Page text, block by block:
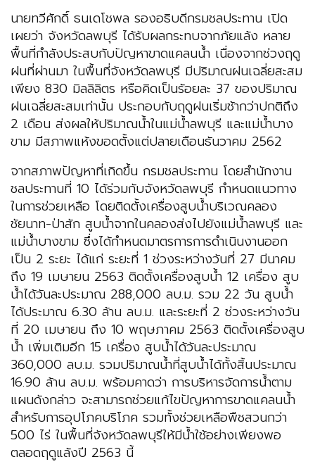
นายทวีศักดิ์ ธนเดโชพล รองอธิบดีกรมชลประทาน เปิด
เผยว่า จังหวัดลพบุรี ได้รับผลกระทบจากภัยแล้ง หลาย
พื้นที่กำลังประสบกับปัญหาขาดแคลนน้ำ เนื่องจากช่วงฤดู
ฝนที่ผ่านมา ในพื้นที่จังหวัดลพบุรี มีปริมาณฝนเฉลี่ยสะสม
เพียง 830 มิลลิลิตร หรือคิดเป็นร้อยละ 37 ของปริมาณ
ฝนเฉลี่ยสะสมเท่านั้น ประกอบกับฤดูฝนเริ่มช้ากว่าปกติถึง
2 เดือน ส่งผลให้ปริมาณน้ำในแม่น้ำลพบุรี และแม่น้ำบาง
ขาม มีสภาพแห้งขอดตั้งแต่ปลายเดือนธันวาคม 2562
จากสภาพปัญหาที่เกิดขึ้น กรมชลประทาน โดยสำนักงาน
ชลประทานที่ 10 ได้ร่วมกับจังหวัดลพบุรี กำหนดแนวทาง
ในการช่วยเหลือ โดยติดตั้งเครื่องสูบน้ำบริเวณคลอง
ชัยนาท-ป่าสัก สูบน้ำจากในคลองส่งไปยังแม่น้ำลพบุรี และ
แม่น้ำบางขาม ซึ่งได้กำหนดมาตรการการดำเนินงานออก
เป็น 2 ระยะ ได้แก่ ระยะที่ 1 ช่วงระหว่างวันที่ 27 มีนาคม
ถึง 19 เมษายน 2563 ติดตั้งเครื่องสูบน้ำ 12 เครื่อง สูบ
น้ำได้วันละประมาณ 288,000 ลบ.ม. รวม 22 วัน สูบน้ำ
ได้ประมาณ 6.30 ล้าน ลบ.ม. และระยะที่ 2 ช่วงระหว่างวัน
ที่ 20 เมษายน ถึง 10 พฤษภาคม 2563 ติดตั้งเครื่องสูบ
น้ำ เพิ่มเติมอีก 15 เครื่อง สูบน้ำได้วันละประมาณ
360,000 ลบ.ม. รวมปริมาณน้ำที่สูบน้ำได้ทั้งสิ้นประมาณ
16.90 ล้าน ลบ.ม. พร้อมคาดว่า การบริหารจัดการน้ำตาม
แผนดังกล่าว จะสามารถช่วยแก้ไขปัญหาการขาดแคลนน้ำ
สำหรับการอุปโภคบริโภค รวมทั้งช่วยเหลือพืชสวนกว่า
500 ไร่ ในพื้นที่จังหวัดลพบุรีให้มีน้ำใช้อย่างเพียงพอ
ตลอดฤดูแล้งปี 2563 นี้